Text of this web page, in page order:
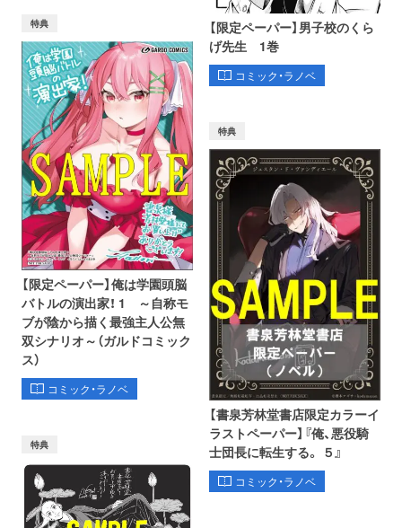
【限定ペーパー】男子校のくら
げ先生 1巻
コミック・ラノベ
特典
【限定ペーパー】俺は学園頭脳
バトルの演出家！ 1 ～自称モ
ブが陰から描く最強主人公無
双シナリオ～（ガルドコミック
ス）
コミック・ラノベ
特典
【書泉芳林堂書店限定カラーイ
ラストペーパー】『俺、悪役騎
士団長に転生する。 ５』
コミック・ラノベ
特典